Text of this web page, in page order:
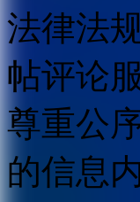
法律法
帖评论
尊重公
的信息